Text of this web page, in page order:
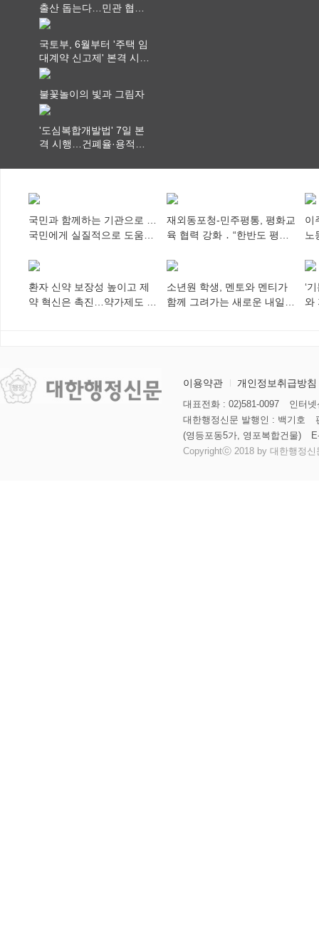
출산 돕는다…민관 협력
체계 구축
국토부, 6월부터 '주택 임
대계약 신고제' 본격 시
행…실거래가 투명화 기
불꽃놀이의 빛과 그림자
'도심복합개발법' 7일 본
격 시행…건폐율·용적률
국민과 함께하는 기관으로 …
국민에게 실질적으로 도움이
재외동포청-민주평통, 평화교
육 협력 강화 ․ “한반도 평화,
다”
이
노
환자 신약 보장성 높이고 제
약 혁신은 촉진…약가제도 개
소년원 학생, 멘토와 멘티가
함께 그려가는 새로운 내일
‘
와
이용약관 개인정보취급방침
대표전화 : 02)581-0097
인터
대한행정신문 발행인 : 백기호
(영등포동5가, 영포복합건물)
Copyrightⓒ 2018 by 대한행정신